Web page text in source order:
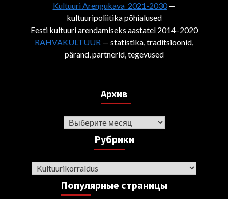
Kultuuri Arengukava 2021-2030—
kultuuripoliitika põhialused
Eesti kultuuri arendamiseks aastatel 2014–2020
RAHVAKULTUUR — statistika, traditsioonid,
pärand, partnerid, tegevused
Архив
Архив
Рубрики
Рубрики
Популярные страницы